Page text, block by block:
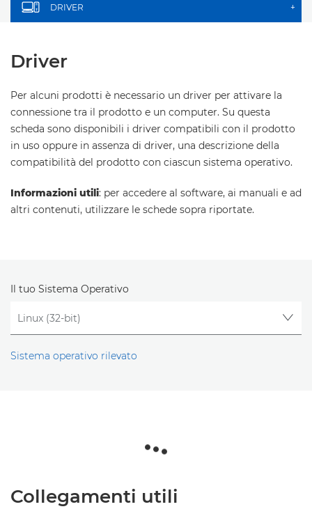
DRIVER +
Driver
Per alcuni prodotti è necessario un driver per attivare la
connessione tra il prodotto e un computer. Su questa
scheda sono disponibili i driver compatibili con il prodotto
in uso oppure in assenza di driver, una descrizione della
compatibilità del prodotto con ciascun sistema operativo.
Informazioni utili: per accedere al software, ai manuali e ad
altri contenuti, utilizzare le schede sopra riportate.
Il tuo Sistema Operativo
Sistema operativo rilevato
Collegamenti utili